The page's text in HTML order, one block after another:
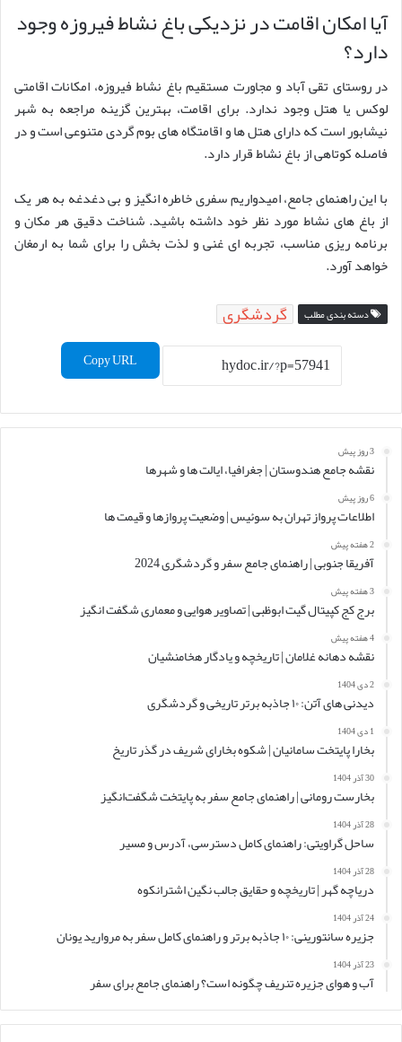
آیا امکان اقامت در نزدیکی باغ نشاط فیروزه وجود
دارد؟
در روستای تقی آباد و مجاورت مستقیم باغ نشاط فیروزه، امکانات اقامتی
لوکس یا هتل وجود ندارد. برای اقامت، بهترین گزینه مراجعه به شهر
نیشابور است که دارای هتل ها و اقامتگاه های بوم گردی متنوعی است و در
فاصله کوتاهی از باغ نشاط قرار دارد.
با این راهنمای جامع، امیدواریم سفری خاطره انگیز و بی دغدغه به هر یک
از باغ های نشاط مورد نظر خود داشته باشید. شناخت دقیق هر مکان و
برنامه ریزی مناسب، تجربه ای غنی و لذت بخش را برای شما به ارمغان
خواهد آورد.
دسته بندی مطلب گردشگری
Copy URL
3 روز پیش
نقشه جامع هندوستان | جغرافیا، ایالت ها و شهرها
6 روز پیش
اطلاعات پرواز تهران به سوئیس | وضعیت پروازها و قیمت ها
2 هفته پیش
آفریقا جنوبی | راهنمای جامع سفر و گردشگری 2024
3 هفته پیش
برج کج کپیتال گیت ابوظبی | تصاویر هوایی و معماری شگفت انگیز
4 هفته پیش
نقشه دهانه غلامان | تاریخچه و یادگار هخامنشیان
2 دی 1404
دیدنی های آتن: ۱۰ جاذبه برتر تاریخی و گردشگری
1 دی 1404
بخارا پایتخت سامانیان | شکوه بخارای شریف در گذر تاریخ
30 آذر 1404
بخارست رومانی | راهنمای جامع سفر به پایتخت شگفت‌انگیز
28 آذر 1404
ساحل گراویتی: راهنمای کامل دسترسی، آدرس و مسیر
28 آذر 1404
دریاچه گهر | تاریخچه و حقایق جالب نگین اشترانکوه
24 آذر 1404
جزیره سانتورینی: ۱۰ جاذبه برتر و راهنمای کامل سفر به مروارید یونان
23 آذر 1404
آب و هوای جزیره تنریف چگونه است؟ راهنمای جامع برای سفر